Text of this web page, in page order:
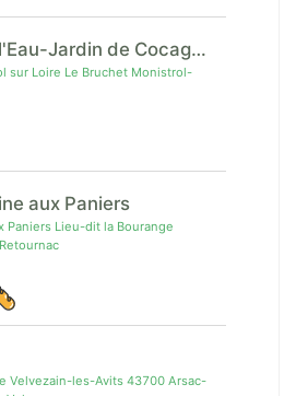
Au Fil de l'Eau-Jardin de Cocagne
sur Loire Le Bruchet Monistrol-
aux Paniers
Paniers Lieu-dit la Bourange
Velvezain-les-Avits 43700 Arsac-